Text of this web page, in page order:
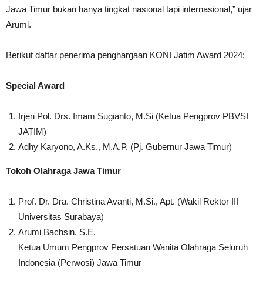
Jawa Timur bukan hanya tingkat nasional tapi internasional,” ujar
Arumi.
Berikut daftar penerima penghargaan KONI Jatim Award 2024:
Special Award
Irjen Pol. Drs. Imam Sugianto, M.Si (Ketua Pengprov PBVSI
JATIM)
Adhy Karyono, A.Ks., M.A.P. (Pj. Gubernur Jawa Timur)
Tokoh Olahraga Jawa Timur
Prof. Dr. Dra. Christina Avanti, M.Si., Apt. (Wakil Rektor III
Universitas Surabaya)
Arumi Bachsin, S.E.
Ketua Umum Pengprov Persatuan Wanita Olahraga Seluruh
Indonesia (Perwosi) Jawa Timur